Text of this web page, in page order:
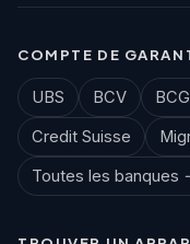
COMPTE DE
UBS BCV
Credit Suisse
Toutes les banques